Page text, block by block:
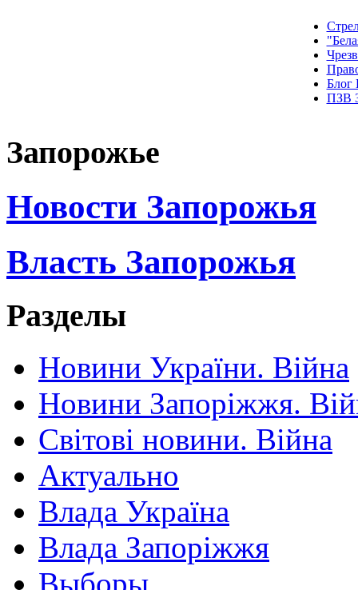
Блог
ПЗВ
Запорожье
Новости Запорожья
Власть Запорожья
Разделы
Новини України. Війна
Новини Запоріжжя.
Світові новини. Війна
Актуально
Влада Україна
Влада Запоріжжя